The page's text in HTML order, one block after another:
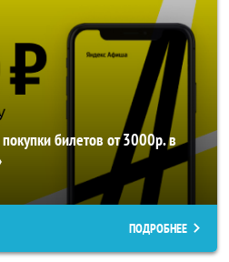
билетов от 3000р. в
ПОДРОБНЕЕ